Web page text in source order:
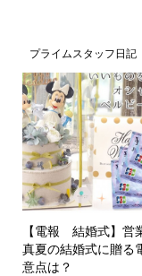
プライムスタッフ日記
【電報 結婚式】営
真夏の結婚式に贈る
意点は？